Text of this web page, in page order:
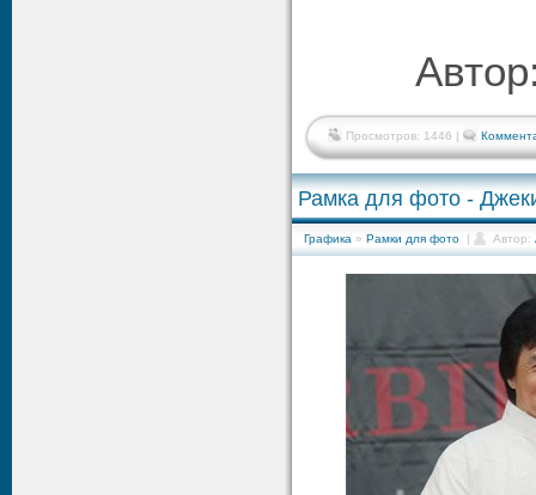
Просмотров: 1446 |
Рамка для фото -
Графика » Рамки для фото | Автор: